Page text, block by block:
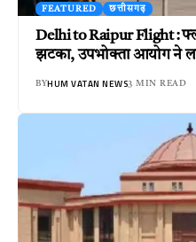
FEATURED छत्तीसगढ़
Delhi to Raipur Flight :
झटका, उपभोक्ता आयोग ने
BYHUM VATAN NEWS3 MIN READ